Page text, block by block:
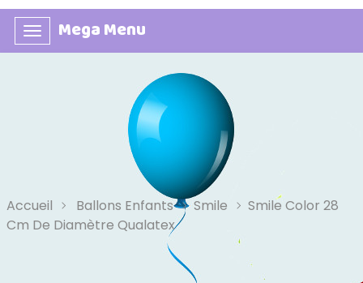
Basculer
la
Mega Menu
Accueil Ballons Enfants Smile
Smile Color 28
Cm De Diamètre Qualatex